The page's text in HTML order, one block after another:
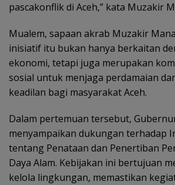
pascakonflik di Aceh,” kata Muzakir
Mualem, sapaan akrab Muzakir
inisiatif itu bukan hanya berkaitan
ekonomi, tetapi juga merupakan
sosial untuk menjaga perdamaian
keadilan bagi masyarakat Aceh.
Dalam pertemuan tersebut,
menyampaikan dukungan terhadap
tentang Penataan dan Penertiban
Daya Alam. Kebijakan ini bertujuan
kelola lingkungan, memastikan